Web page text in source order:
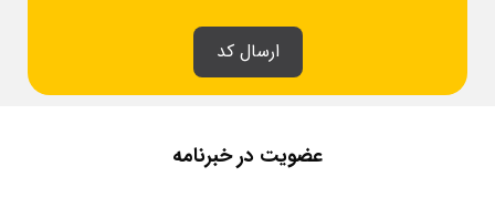
ارسال کد
عضویت در خبرنامه